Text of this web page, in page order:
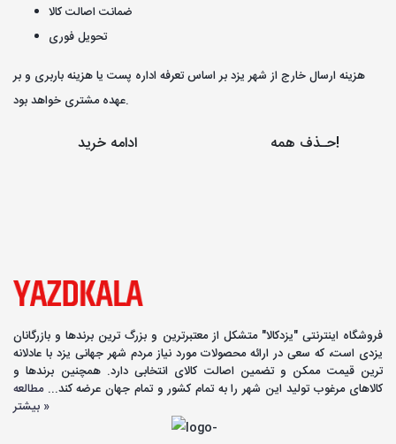
ضمانت اصالت کالا
تحویل فوری
هزینه ارسال خارج از شهر یزد بر اساس تعرفه اداره پست یا هزینه باربری و بر
عهده مشتری خواهد بود.
ادامه خرید حـذف همه!
فروشگاه اینترنتی "یزدکالا" متشکل از معتبرترین و بزرگ ترین برندها و بازرگانان
یزدی است، که سعی در ارائه محصولات مورد نیاز مردم شهر جهانی یزد با عادلانه
ترین قیمت ممکن و تضمین اصالت کالای انتخابی دارد. همچنین برندها و
کالاهای مرغوب تولید این شهر را به تمام کشور و تمام جهان عرضه کند...مطالعه
بیشتر »